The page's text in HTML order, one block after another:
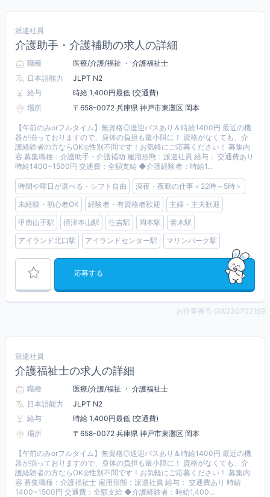
派遣社員
介護助手・介護補助の求人の詳細
職種
医療/介護/福祉 ・ 介護福祉士
日本語能力
JLPT N2
給与
時給 1,400円最低 (交通費)
場所
〒658-0072 兵庫県 神戸市東灘区 岡本
【午前のみorフルタイム】無資格◎送迎バスあり＆時給1400円 最近の機
器が揃っておりますので、身体の負担も最小限に！ 資格がなくても、介
護経験者の方ならOK◎性別不問です！お気軽にご応募ください！ 募集内
容 募集職種：介護助手・介護補助 雇用形態：派遣社員 給与： 交通費あり
時給1400~1500円 交通費：全額支給 ◆介護経験者：時給1...
時間や曜日が選べる・シフト自由
深夜・夜勤の仕事＜22時～5時＞
未経験・初心者OK
経験者・有資格者歓迎
主婦・主夫歓迎
甲南山手駅
摂津本山駅 住吉駅 岡本駅
青木駅
アイランド北口駅
アイランドセンター駅 マリンパーク駅
応募する
お仕事番号 GW230702169
派遣社員
介護福祉士の求人の詳細
職種
医療/介護/福祉 ・ 介護福祉士
日本語能力
JLPT N2
給与
時給 1,400円最低 (交通費)
場所
〒658-0072 兵庫県 神戸市東灘区 岡本
【午前のみorフルタイム】無資格◎送迎バスあり＆時給1400円 最近の機
器が揃っておりますので、身体の負担も最小限に！ 資格がなくても、介
護経験者の方ならOK◎性別不問です！お気軽にご応募ください！ 募集内
容 募集職種：介護福祉士 雇用形態：派遣社員 給与： 交通費あり 時給
1400~1500円 交通費：全額支給 ◆介護経験者：時給1,400...